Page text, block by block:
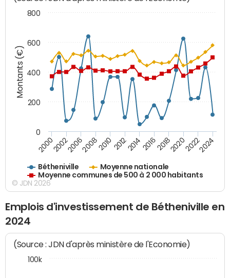
Montants (€)
Bétheniville
Moyenne nationale
Moyenne communes de 500 à 2 000 habitants
20002002200620082010 2012201420162018202020222024
0
200
400
600
800
© JDN 2026
Emplois d'investissement de Bétheniville en
2024
(Source : JDN d'après ministère de l'Economie)
100k